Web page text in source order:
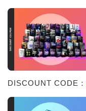
DISCOUNT CODE：